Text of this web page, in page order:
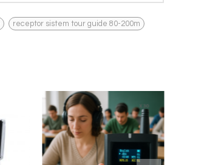
receptor sistem tour guide 80-200m